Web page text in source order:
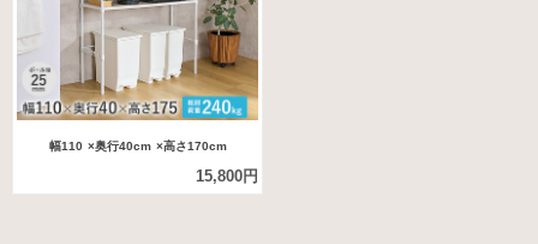
幅110 ×奥行40cm ×高さ170cm
15,800円